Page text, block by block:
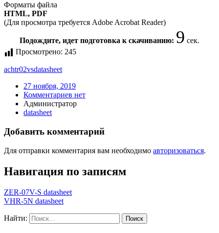
Форматы файла
HTML, PDF
(Для просмотра требуется Adobe Acrobat Reader)
Подождите, идет подготовка к скачиванию: 9 сек.
Просмотрено: 245
achtr02vsdatasheet
27 ноября, 2019
Комментариев нет
Администратор
datasheet
Добавить комментарий
Для отправки комментария вам необходимо авторизоваться.
Навигация по записям
ZER-07V-S datasheet
VHR-5N datasheet
Найти: